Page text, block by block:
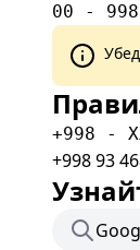
00 -
+998 -
+998 93